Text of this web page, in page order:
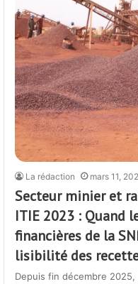
La rédaction mars 11,
Secteur minier et
ITIE 2023 : Quand
financières de la
lisibilité des
Depuis fin décembre